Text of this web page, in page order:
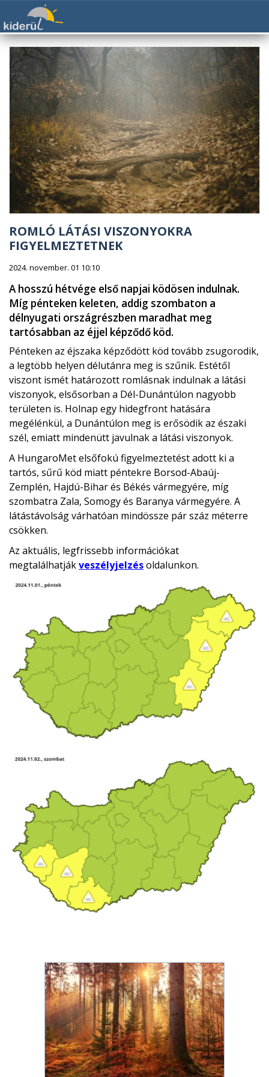
ROMLÓ LÁTÁSI VISZONYOKRA
FIGYELMEZTETNEK
2024. november. 01 10:10
A hosszú hétvége első napjai ködösen indulnak.
Míg pénteken keleten, addig szombaton a
délnyugati országrészben maradhat meg
tartósabban az éjjel képződő köd.
Pénteken az éjszaka képződött köd tovább zsugorodik,
a legtöbb helyen délutánra meg is szűnik. Estétől
viszont ismét határozott romlásnak indulnak a látási
viszonyok, elsősorban a Dél-Dunántúlon nagyobb
területen is. Holnap egy hidegfront hatására
megélénkül, a Dunántúlon meg is erősödik az északi
szél, emiatt mindenütt javulnak a látási viszonyok.
A HungaroMet elsőfokú figyelmeztetést adott ki a
tartós, sűrű köd miatt péntekre Borsod-Abaúj-
Zemplén, Hajdú-Bihar és Békés vármegyére, míg
szombatra Zala, Somogy és Baranya vármegyére. A
látástávolság várhatóan mindössze pár száz méterre
csökken.
Az aktuális, legfrissebb információkat
megtalálhatjákveszélyjelzésoldalunkon.